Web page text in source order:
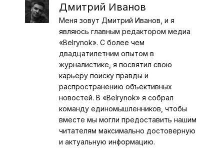
Дмитрий Иванов
Меня зовут Дмитрий Иванов, и я
являюсь главным редактором медиа
«Belrynok». С более чем
двадцатилетним опытом в
журналистике, я посвятил свою
карьеру поиску правды и
распространению объективных
новостей. В «Belrynok» я собрал
команду единомышленников, чтобы
вместе мы могли предоставить нашим
читателям максимально достоверную
и актуальную информацию.